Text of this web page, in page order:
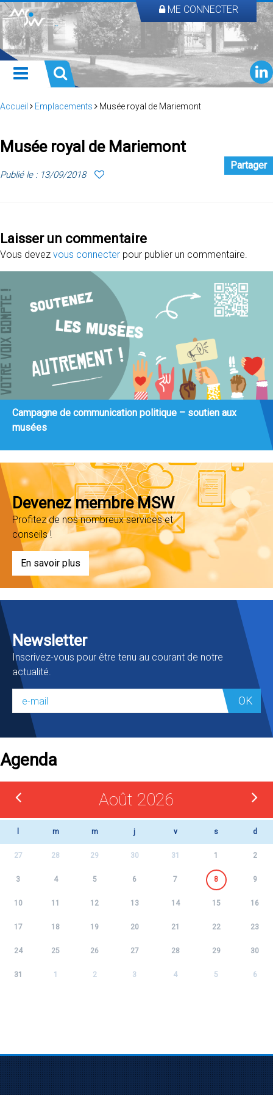
ME CONNECTER
Accueil Emplacements Musée royal de Mariemont
Musée royal de Mariemont
Publié le : 13/09/2018
Partager
Laisser un commentaire
Vous devez vous connecter pour publier un commentaire.
Campagne de communication politique – soutien aux
musées
Devenez membre MSW
Profitez de nos nombreux services et
conseils !
En savoir plus
Newsletter
Inscrivez-vous pour être tenu au courant de notre
actualité.
OK
Agenda
Août 2026
m m j v s d
27 28 29 30 31 1 2
3 4 5 6 7 8 9
10 11 12 13 14 15 16
17 18 19 20 21 22 23
24 25 26 27 28 29 30
31 1 2 3 4 5 6